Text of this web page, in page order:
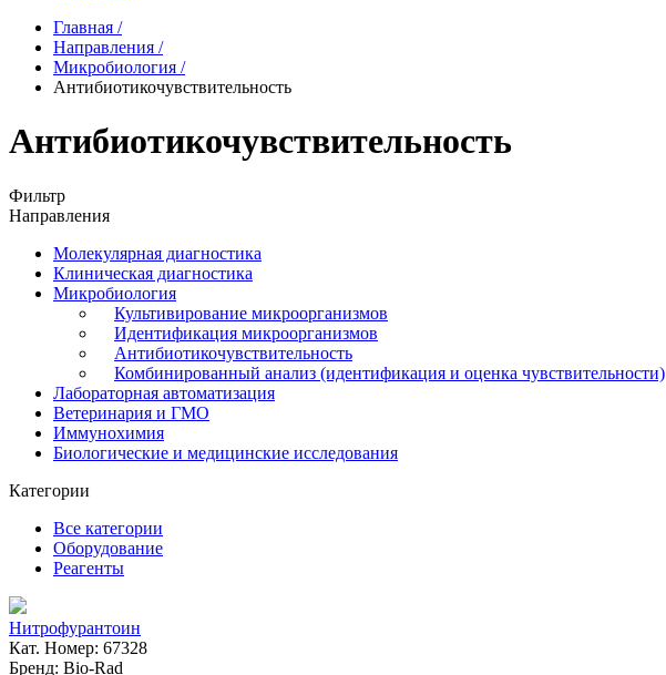
Главная /
Направления /
Микробиология /
Антибиотикочувствительность
Антибиотикочувствительность
Фильтр
Направления
Молекулярная диагностика
Клиническая диагностика
Микробиология
Культивирование микроорганизмов
Идентификация микроорганизмов
Антибиотикочувствительность
Комбинированный анализ (идентификация и оценка чувствительности)
Лабораторная автоматизация
Ветеринария и ГМО
Иммунохимия
Биологические и медицинские исследования
Категории
Все категории
Оборудование
Реагенты
Нитрофурантоин
Кат. Номер: 67328
Бренд: Bio-Rad